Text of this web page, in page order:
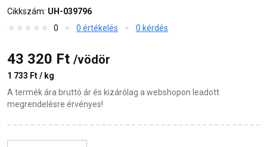
Cikkszám: UH-039796
0
0 értékelés 0 kérdés
43 320 Ft /vödör
1 733 Ft / kg
A termék ára bruttó ár és kizárólag a webshopon leadott
megrendelésre érvényes!